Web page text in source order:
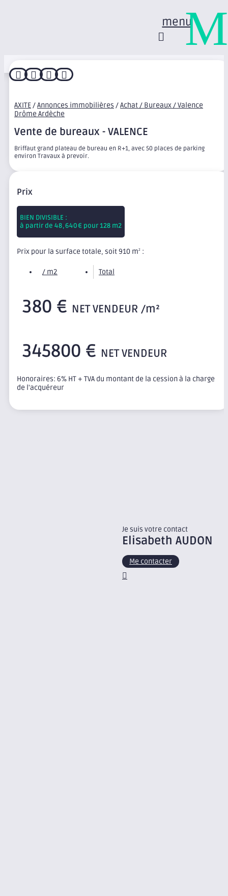
menu
   
AXITE/Annonces immobilières /Achat / Bureaux / Valence
Drôme Ardèche
Vente de bureaux - VALENCE
Briffaut grand plateau de bureau en R+1, avec 50 places de parking
environ Travaux à prevoir.
Prix
BIEN DIVISIBLE :
à partir de 48,640€ pour 128 m2
Prix pour la surface totale, soit 910 m2 :
/ m2 Total
380 € NET VENDEUR /m²
345800 € NET VENDEUR
Honoraires: 6% HT + TVA du montant de la cession à la charge
de l'acquéreur
Je suis votre contact
Elisabeth AUDON
Me contacter
M